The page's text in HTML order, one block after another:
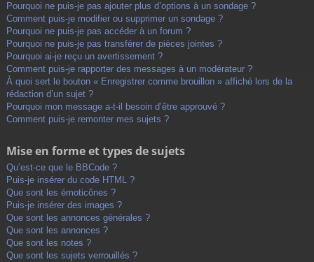
Pourquoi ne puis-je pas ajouter plus d’options à un sondage ?
Comment puis-je modifier ou supprimer un sondage ?
Pourquoi ne puis-je pas accéder à un forum ?
Pourquoi ne puis-je pas transférer de pièces jointes ?
Pourquoi ai-je reçu un avertissement ?
Comment puis-je rapporter des messages à un modérateur ?
À quoi sert le bouton « Enregistrer comme brouillon » affiché lors de la
rédaction d’un sujet ?
Pourquoi mon message a-t-il besoin d’être approuvé ?
Comment puis-je remonter mes sujets ?
Mise en forme et types de sujets
Qu’est-ce que le BBCode ?
Puis-je insérer du code HTML ?
Que sont les émoticônes ?
Puis-je insérer des images ?
Que sont les annonces générales ?
Que sont les annonces ?
Que sont les notes ?
Que sont les sujets verrouillés ?